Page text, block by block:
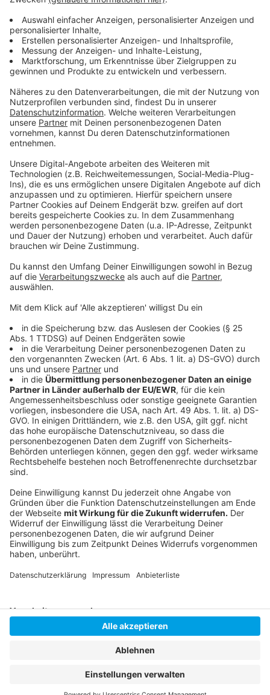
Leibniz-Gymnasiums
Anzeige
Grünes Licht gibt es heute auch für ein großes
Bauprojekt an prominenter Stelle: Die Erweiterung des
Landtags mit Bauarbeiten rund um den Rheinturm soll
bald starten. Und der Ausbau des Leibniz-Montessori-
Gymnasiums in Pempelfort wird beschlossen.
Weitere Infos und Links zum Thema
Anzeige
Blitzer auf der Theodor-Heuss-Brücke
Unsere bisherige Berichterstattung zur Landtags-
Unsere bisherige Berichterstattung zum Ausbau des
Leibniz-Gymnasiums
Anzeige
Folge uns für mehr News & Updates:
Anzeige
Instagram |Facebook|WhatsApp-Kanal
Anzeige